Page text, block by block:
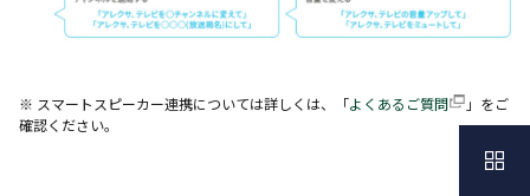
※ スマートスピーカー連携については詳しくは、「よくあるご質問
」をご
確認ください。